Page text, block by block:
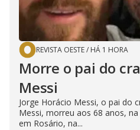
REVISTA OESTE/ HÁ 1 HORA
Morre o pai do
Messi
Jorge Horácio Messi, o pai do
Messi, morreu aos 68 anos,
em Rosário, na...